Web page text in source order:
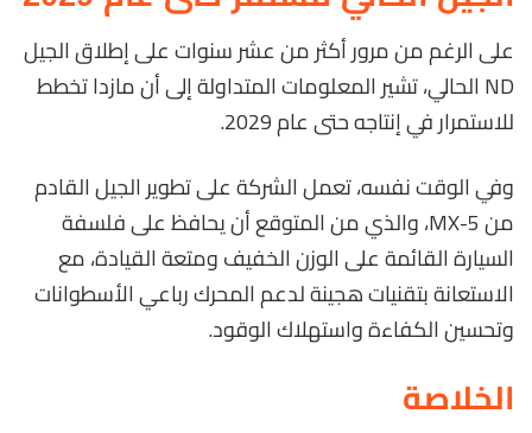
على الرغم من مرور أكثر من عشر سنوات على إطلاق الجيل
ND الحالي، تشير المعلومات المتداولة إلى أن مازدا تخطط
للاستمرار في إنتاجه حتى عام 2029.
وفي الوقت نفسه، تعمل الشركة على تطوير الجيل القادم
من MX-5، والذي من المتوقع أن يحافظ على فلسفة
السيارة القائمة على الوزن الخفيف ومتعة القيادة، مع
الاستعانة بتقنيات هجينة لدعم المحرك رباعي الأسطوانات
وتحسين الكفاءة واستهلاك الوقود.
الخلاصة